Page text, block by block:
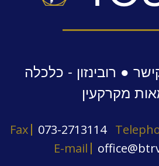
● רובינזון - כלכלה
מקרקעין
Fax 073-2713114
E-mail